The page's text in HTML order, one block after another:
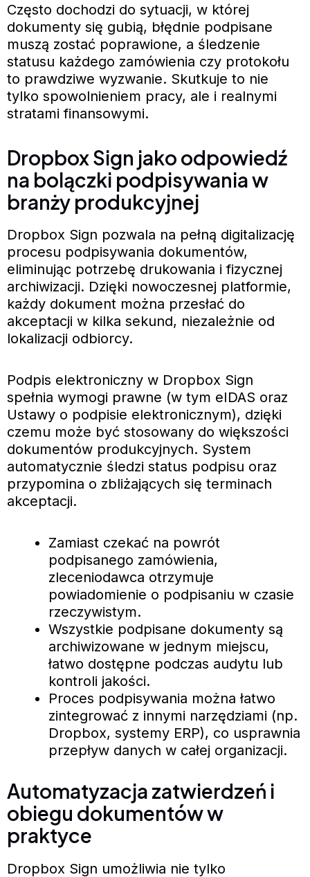
Często dochodzi do sytuacji, w której
dokumenty się gubią, błędnie podpisane
muszą zostać poprawione, a śledzenie
statusu każdego zamówienia czy protokołu
to prawdziwe wyzwanie. Skutkuje to nie
tylko spowolnieniem pracy, ale i realnymi
stratami finansowymi.
Dropbox Sign jako odpowiedź
na bolączki podpisywania w
branży produkcyjnej
Dropbox Sign pozwala na pełną digitalizację
procesu podpisywania dokumentów,
eliminując potrzebę drukowania i fizycznej
archiwizacji. Dzięki nowoczesnej platformie,
każdy dokument można przesłać do
akceptacji w kilka sekund, niezależnie od
lokalizacji odbiorcy.
Podpis elektroniczny w Dropbox Sign
spełnia wymogi prawne (w tym eIDAS oraz
Ustawy o podpisie elektronicznym), dzięki
czemu może być stosowany do większości
dokumentów produkcyjnych. System
automatycznie śledzi status podpisu oraz
przypomina o zbliżających się terminach
akceptacji.
Zamiast czekać na powrót
podpisanego zamówienia,
zleceniodawca otrzymuje
powiadomienie o podpisaniu w czasie
rzeczywistym.
Wszystkie podpisane dokumenty są
archiwizowane w jednym miejscu,
łatwo dostępne podczas audytu lub
kontroli jakości.
Proces podpisywania można łatwo
zintegrować z innymi narzędziami (np.
Dropbox, systemy ERP), co usprawnia
przepływ danych w całej organizacji.
Automatyzacja zatwierdzeń i
obiegu dokumentów w
praktyce
Dropbox Sign umożliwia nie tylko